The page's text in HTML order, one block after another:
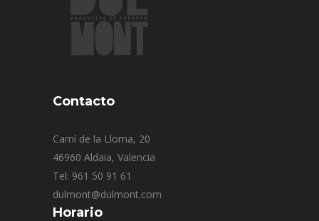
Contacto
Camí de la Lloma, 20
46960 Aldaia, Valencia
Tel: 961 50 91 61
dulmont@dulmont.com
Horario